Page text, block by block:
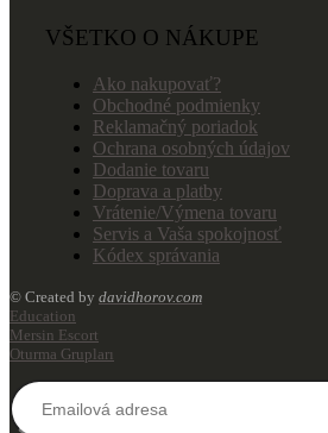
VŠETKO O NÁKUPE
Ako nakupovať?
Obchodné podmienky
Reklamačný poriadok
Ochrana osobných údajov
Dodanie tovaru
Doprava a platby
Vrátenie/Výmena tovaru
Servis a Vaša spokojnosť
Kódex správania
© Created by davidhorov.com
Education
Mersin Escort
Oturma Grupları